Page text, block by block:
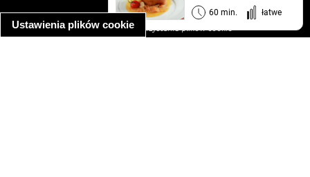
Ustawienia plików cookie
60 min. łatwe
informacja o prywatności
informacja o wykorzystaniu plików cookie